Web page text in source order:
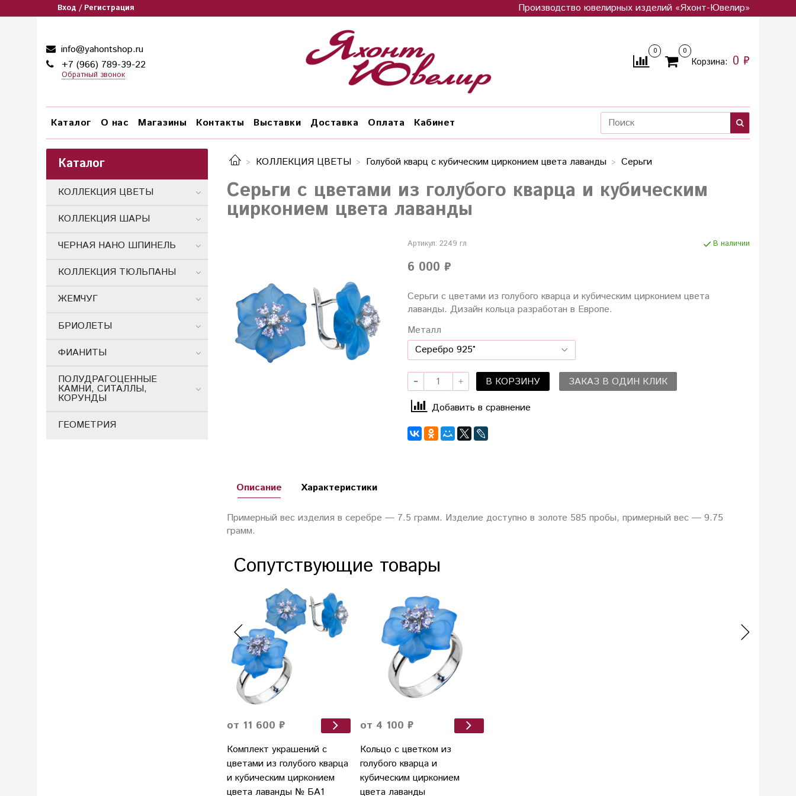
Вход / Регистрация Производство ювелирных изделий «Яхонт-Ювелир»
info@yahontshop.ru
+7 (966) 789-39-22
Обратный звонок
0 0
Корзина: 0 ₽
Каталог О нас Магазины Контакты Выставки Доставка Оплата Кабинет
КОЛЛЕКЦИЯ ЦВЕТЫ Голубой кварц с кубическим цирконием цвета лаванды Серьги
Серьги с цветами из голубого кварца и кубическим
цирконием цвета лаванды
Артикул: 2249 гл В наличии
6 000 ₽
Серьги с цветами из голубого кварца и кубическим цирконием цвета
лаванды. Дизайн кольца разработан в Европе.
Металл
В КОРЗИНУ
ЗАКАЗ В ОДИН КЛИК
Добавить в сравнение
Описание
Примерный вес изделия в серебре — 7.5 грамм. Изделие доступно в золоте 585 пробы, примерный вес — 9.75
грамм.
Характеристики
Сопутствующие товары
от 11 600 ₽
Комплект украшений с
цветами из голубого кварца
и кубическим цирконием
цвета лаванды № БА1
от 4 100 ₽
Кольцо с цветком из
голубого кварца и
кубическим цирконием
цвета лаванды
Каталог
КОЛЛЕКЦИЯ ЦВЕТЫ
КОЛЛЕКЦИЯ ШАРЫ
ЧЕРНАЯ НАНО ШПИНЕЛЬ
КОЛЛЕКЦИЯ ТЮЛЬПАНЫ
ЖЕМЧУГ
БРИОЛЕТЫ
ФИАНИТЫ
ПОЛУДРАГОЦЕННЫЕ
КАМНИ, СИТАЛЛЫ,
КОРУНДЫ
ГЕОМЕТРИЯ